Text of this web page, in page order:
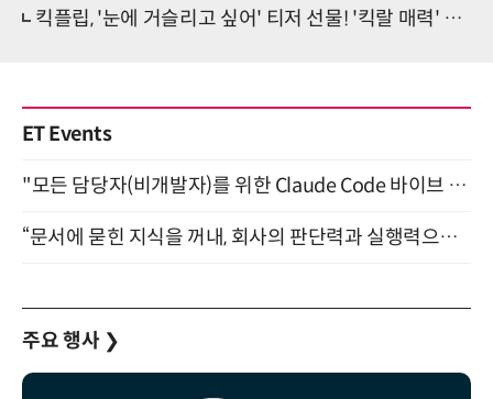
킥플립, '눈에 거슬리고 싶어' 티저 선물! '킥랄 매력' 大방출
ET Events
"모든 담당자(비개발자)를 위한 Claude Code 바이브 코딩 2-day 부트캠프" 9월 16~17일 개최
“문서에 묻힌 지식을 꺼내, 회사의 판단력과 실행력으로 바꾸다” (8/20)
주요 행사 ❯